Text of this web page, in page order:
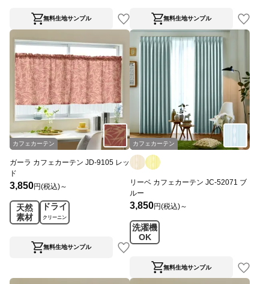
無料生地サンプル 無料生地サンプル
カフェカーテン
ガーラ カフェカーテン JD-9105 レッ
ド
3,850円(税込)～
天然
素材
ドライ
クリーニン
無料生地サンプル
カフェカーテン
リーベ カフェカーテン JC-52071 ブ
ルー
3,850円(税込)～
洗濯機
OK
無料生地サンプル